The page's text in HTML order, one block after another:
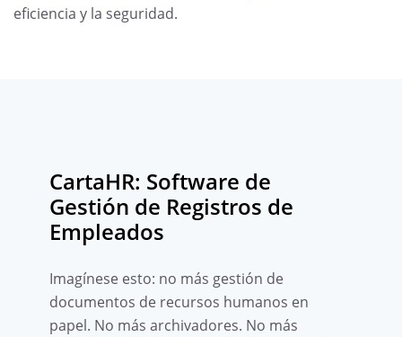
eficiencia y la seguridad.
CartaHR: Software de
Gestión de Registros de
Empleados
Imagínese esto: no más gestión de
documentos de recursos humanos en
papel. No más archivadores. No más